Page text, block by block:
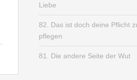
Liebe
82. Das ist doch deine Pflicht
pflegen
81. Die andere Seite der Wut